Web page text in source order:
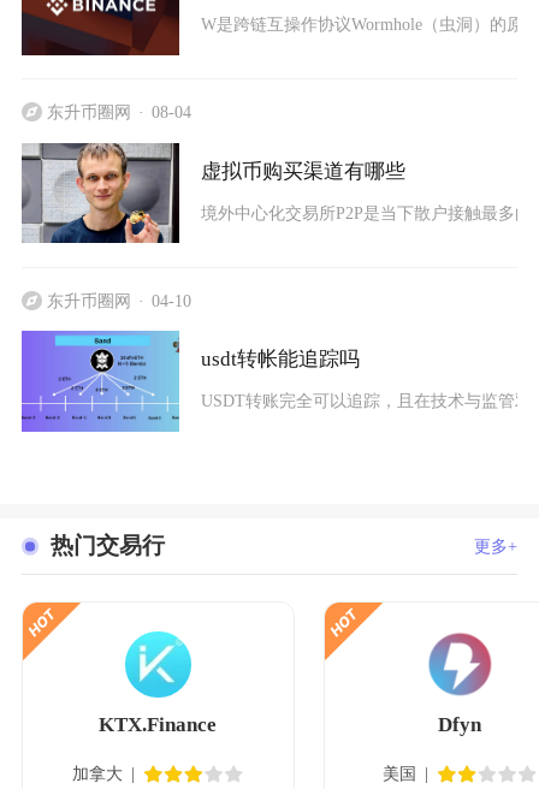
W是跨链互操作协议Wormhole（虫洞）的原
东升币圈网 08-04
虚拟币购买渠道有哪些
境外中心化交易所P2P是当下散户接触最多
东升币圈网 04-10
usdt转帐能追踪吗
USDT转账完全可以追踪，且在技术与监管
热门交易行 更多+
KTX.Finance
加拿大
Dfyn
美国